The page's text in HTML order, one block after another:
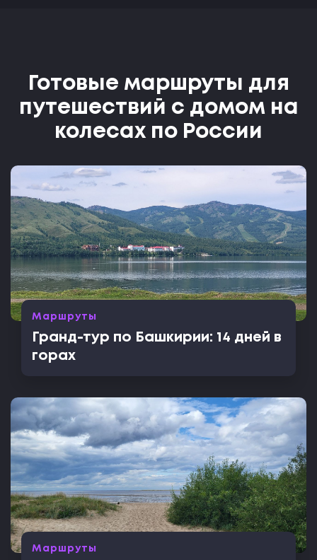
Готовые маршруты для
путешествий с домом на
колесах по России
Маршруты
Гранд-тур по Башкирии: 14 дней в
горах
Маршруты